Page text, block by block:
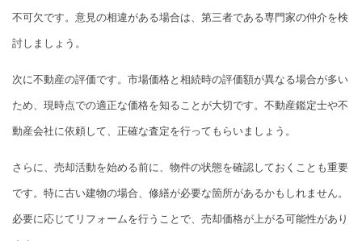
不可欠です。意見の相違がある場合は、第三者である専門家の仲介を検
討しましょう。
次に不動産の評価です。市場価格と相続時の評価額が異なる場合が多い
ため、現時点での適正な価格を知ることが大切です。不動産鑑定士や不
動産会社に依頼して、正確な査定を行ってもらいましょう。
さらに、売却活動を始める前に、物件の状態を確認しておくことも重要
です。特に古い建物の場合、修繕が必要な箇所があるかもしれません。
必要に応じてリフォームを行うことで、売却価格が上がる可能性があり